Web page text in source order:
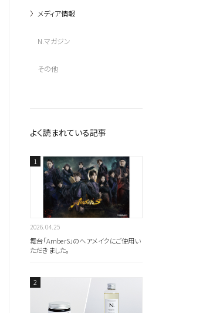
メディア情報
N.マガジン
その他
よく読まれている記事
2026.04.25
舞台「AmberS」のヘアメイクにご使用い
ただきました。